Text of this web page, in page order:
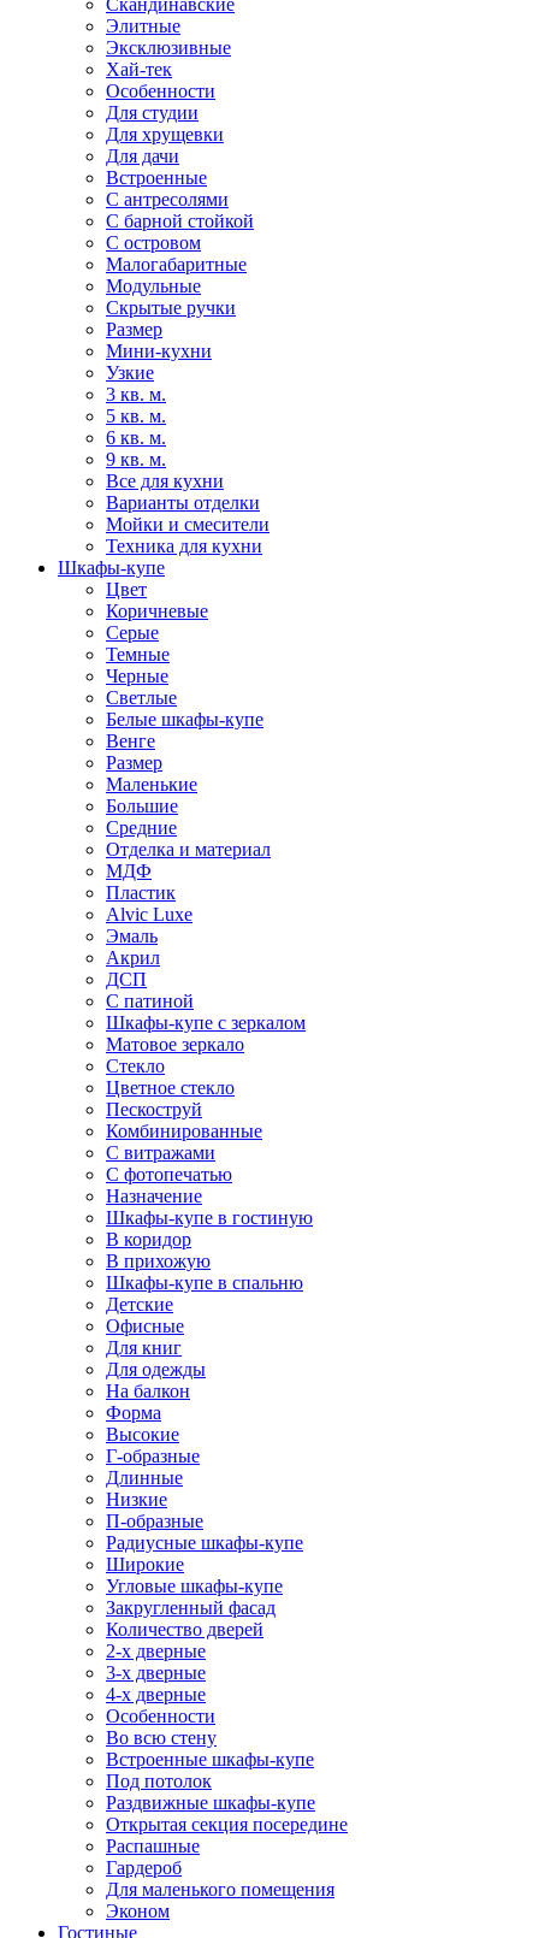
Скандинавские
Элитные
Эксклюзивные
Хай-тек
Особенности
Для студии
Для хрущевки
Для дачи
Встроенные
С антресолями
С барной стойкой
С островом
Малогабаритные
Модульные
Скрытые ручки
Размер
Мини-кухни
Узкие
3 кв. м.
5 кв. м.
6 кв. м.
9 кв. м.
Все для кухни
Варианты отделки
Мойки и смесители
Техника для кухни
Шкафы-купе
Цвет
Коричневые
Серые
Темные
Черные
Светлые
Белые шкафы-купе
Венге
Размер
Маленькие
Большие
Средние
Отделка и материал
МДФ
Пластик
Alvic Luxe
Эмаль
Акрил
ДСП
С патиной
Шкафы-купе с зеркалом
Матовое зеркало
Стекло
Цветное стекло
Пескоструй
Комбинированные
С витражами
С фотопечатью
Назначение
Шкафы-купе в гостиную
В коридор
В прихожую
Шкафы-купе в спальню
Детские
Офисные
Для книг
Для одежды
На балкон
Форма
Высокие
Г-образные
Длинные
Низкие
П-образные
Радиусные шкафы-купе
Широкие
Угловые шкафы-купе
Закругленный фасад
Количество дверей
2-х дверные
3-х дверные
4-х дверные
Особенности
Во всю стену
Встроенные шкафы-купе
Под потолок
Раздвижные шкафы-купе
Открытая секция посередине
Распашные
Гардероб
Для маленького помещения
Эконом
Гостиные